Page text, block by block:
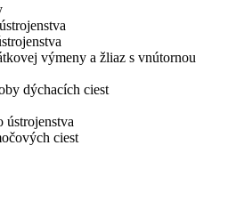
výmeny a žliaz s vnútornou
dýchacích ciest
ústrojenstva
ciest